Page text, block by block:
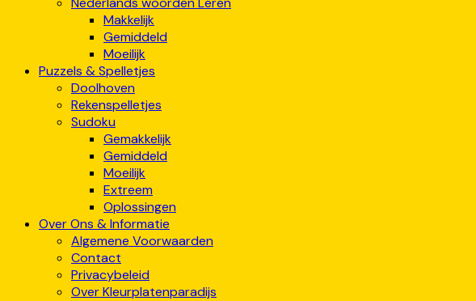
Makkelijk
Gemiddeld
Moeilijk
Puzzels & Spelletjes
Doolhoven
Rekenspelletjes
Sudoku
Gemakkelijk
Gemiddeld
Moeilijk
Extreem
Oplossingen
Over Ons & Informatie
Algemene Voorwaarden
Contact
Privacybeleid
Over Kleurplatenparadijs